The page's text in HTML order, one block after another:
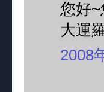
您好
大運
2008